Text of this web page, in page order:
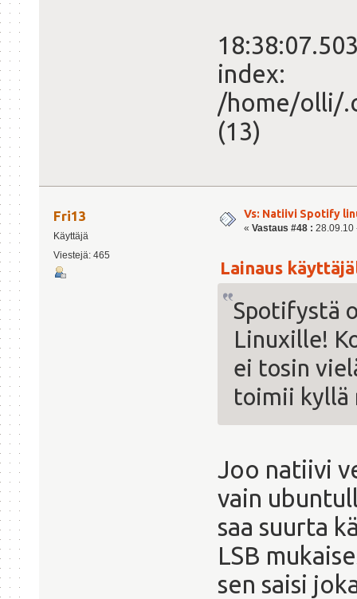
index:
/home/olli/
(13)
Fri13
Käyttäjä
Viestejä: 465
Vs: Natiivi Spotify
« Vastaus #48 : 28.09.10
Lainaus
Spotifystä
Linuxille!
ei tosin
toimii
Joo natiivi
vain
saa suurta
LSB
sen saisi